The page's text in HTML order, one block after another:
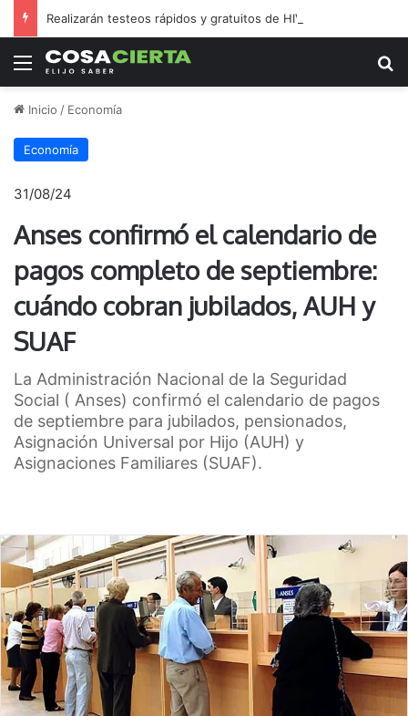
Menú
Inicio / Economía
Economía
31/08/24
Anses confirmó el calendario de
pagos completo de septiembre:
cuándo cobran jubilados, AUH y
SUAF
La Administración Nacional de la Seguridad
Social ( Anses) confirmó el calendario de pagos
de septiembre para jubilados, pensionados,
Asignación Universal por Hijo (AUH) y
Asignaciones Familiares (SUAF).